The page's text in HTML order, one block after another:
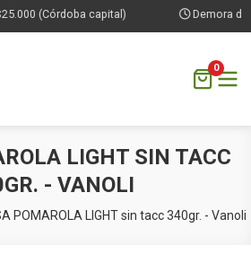
(Córdoba capital) Demora de
0
LIGHT SIN TACC
- VANOLI
POMAROLA LIGHT sin tacc 340gr. - Vanoli